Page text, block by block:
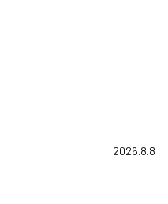
2026.8.8